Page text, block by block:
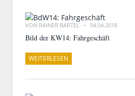
VON RAINER BARTEL 04.04.2018
Bild der KW14: Fahrgeschäft
WEITERLESEN